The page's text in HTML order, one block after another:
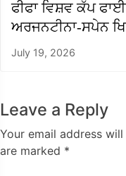
ਫੀਫਾ ਵਿਸ਼ਵ ਕੱਪ
ਅਰਜਨਟੀਨਾ-ਸਪੇਨ
July 19, 2026
Leave a Reply
Your email address
are marked *